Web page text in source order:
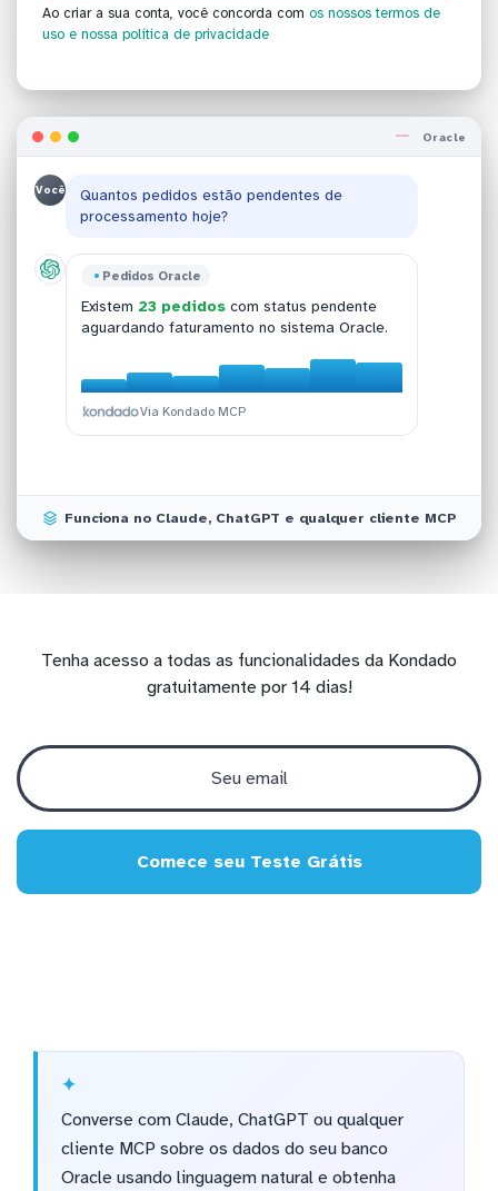
Ao criar a sua conta, você concorda com os nossos termos de
uso e nossa política de privacidade
Oracle
Oracle
O faturamento processado no banco Oracle
para ontem foi deR$ 47.890em vendas
confirmadas.
Você
Quantos pedidos estão pendentes de
processamento hoje?
Pedidos Oracle
Existem 23 pedidoscom status pendente
aguardando faturamento no sistema Oracle.
Via Kondado MCP
Vendas Oracle
As vendas deste mês cresceram+12% MoM
em relação ao período anterior segundo
Via Kondado MCP
Produtos Oracle
Os itens líderes são: Camiseta Premium (154
un), Tênis Sport (98 un) e Boné Classic (76
Via Kondado MCP
Funciona no Claude, ChatGPT e qualquer cliente MCP
Tenha acesso a todas as funcionalidades da Kondado
gratuitamente por 14 dias!
Comece seu Teste Grátis
Converse com Claude, ChatGPT ou qualquer
cliente MCP sobre os dados do seu banco
Oracle usando linguagem natural e obtenha